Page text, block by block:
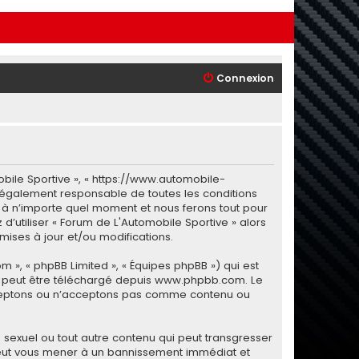
Connexion
Sportive », « https://www.automobile-
responsable de toutes les conditions
n’importe quel moment et nous ferons tout pour
« Forum de L'Automobile Sportive » alors
à jour et/ou modifications.
« phpBB Limited », « Équipes phpBB ») qui est
être téléchargé depuis www.phpbb.com. Le
ou n’acceptons pas comme contenu ou
ou tout autre contenu qui peut transgresser
vous mener à un bannissement immédiat et